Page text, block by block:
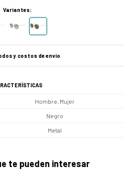
Variantes:
y costos de envío
Hombre, Mujer
Negro
Metal
te pueden interesar